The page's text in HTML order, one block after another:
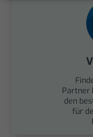
Partner
den
für